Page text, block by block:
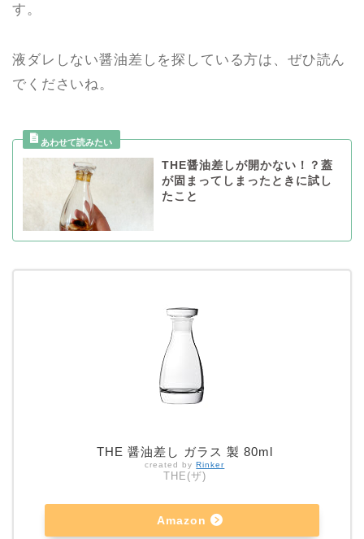
す。
液ダレしない醤油差しを探している方は、ぜひ読ん
でくださいね。
THE醤油差しが開かない！？蓋
が固まってしまったときに試し
たこと
THE 醤油差し ガラス 製 80ml
created byRinker
THE(ザ)
Amazon